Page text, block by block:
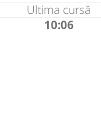
Ultima cursă
10:06